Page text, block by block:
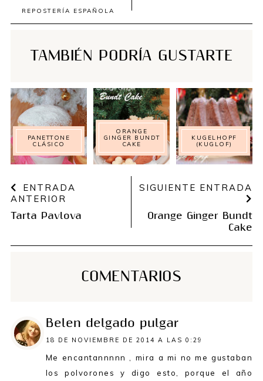
REPOSTERÍA ESPAÑOLA
TAMBIÉN PODRÍA GUSTARTE
PANETTONE
CLÁSICO
ORANGE
GINGER BUNDT
CAKE
KUGELHOPF
(KUGLOF)
ENTRADA
ANTERIOR
Tarta Pavlova
SIGUIENTE ENTRADA
Orange Ginger Bundt
Cake
COMENTARIOS
Belen delgado pulgar
18 DE NOVIEMBRE DE 2014 A LAS 0:29
Me encantannnnn , mira a mi no me gustaban
los polvorones y digo esto, porque el año